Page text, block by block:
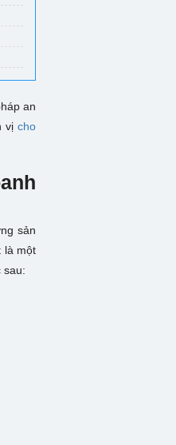
an
vị cho
sản
là một
sau: